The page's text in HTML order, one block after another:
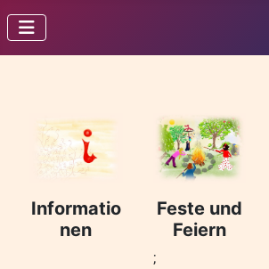
Informatio
nen
Feste und
Feiern
;